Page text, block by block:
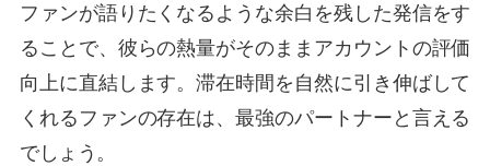
ファンが語りたくなるような余白を残した発信をす
ることで、彼らの熱量がそのままアカウントの評価
向上に直結します。滞在時間を自然に引き伸ばして
くれるファンの存在は、最強のパートナーと言える
でしょう。